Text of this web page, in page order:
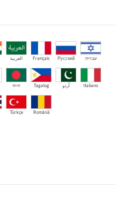
العربية Français Русский עברית
বাংলা Tagalog اُردو Italiano
Türkçe Română